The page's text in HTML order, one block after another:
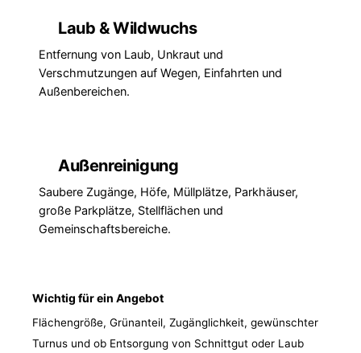
Laub & Wildwuchs
Entfernung von Laub, Unkraut und
Verschmutzungen auf Wegen, Einfahrten und
Außenbereichen.
Außenreinigung
Saubere Zugänge, Höfe, Müllplätze, Parkhäuser,
große Parkplätze, Stellflächen und
Gemeinschaftsbereiche.
Wichtig für ein Angebot
Flächengröße, Grünanteil, Zugänglichkeit, gewünschter
Turnus und ob Entsorgung von Schnittgut oder Laub